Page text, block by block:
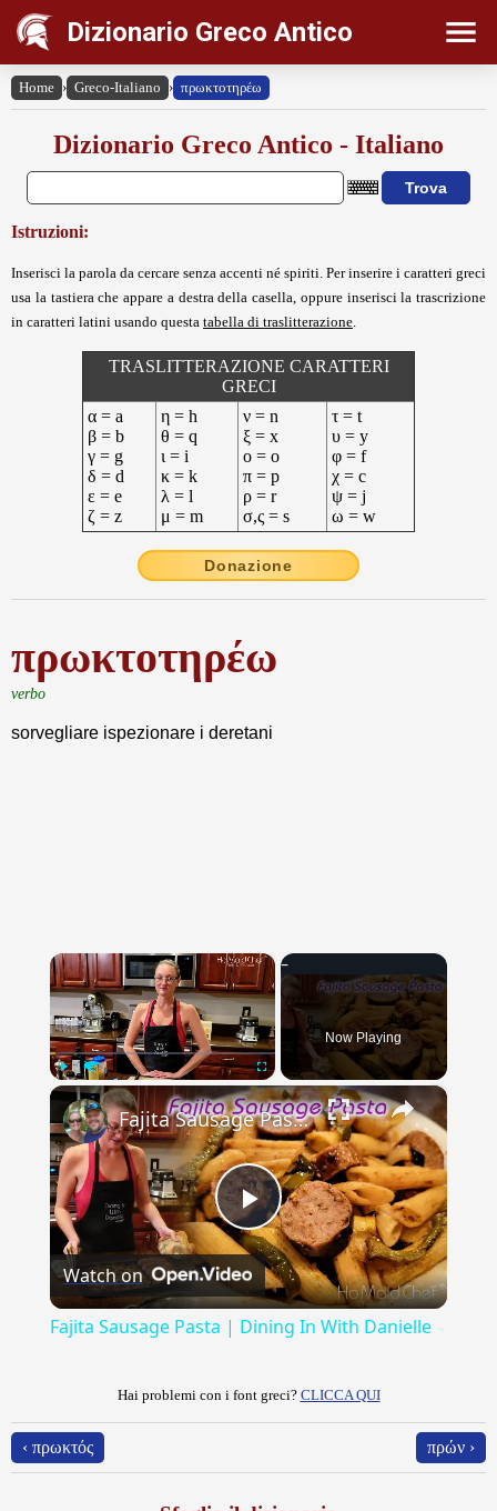
Dizionario Greco Antico
Home › Greco-Italiano › πρωκτοτηρέω
Dizionario Greco Antico - Italiano
Istruzioni:
Inserisci la parola da cercare senza accenti né spiriti. Per inserire i caratteri greci
usa la tastiera che appare a destra della casella, oppure inserisci la trascrizione
in caratteri latini usando questa tabella di traslitterazione
TRASLITTERAZIONE CARATTERI
GRECI
α = a
β = b
γ = g
δ = d
ε = e
ζ = z
η = h
θ = q
ι = i
κ = k
λ = l
μ = m
ν = n
ξ = x
ο = o
π = p
ρ = r
σ,ς = s
τ = t
υ = y
φ = f
χ = c
ψ = j
ω = w
Donazione
πρωκτοτηρέω
verbo
sorvegliare ispezionare i deretani
×
Play Unmute Fullscreen
Now Playing
×
Play
Video
Fajita Sausage Pasta | Dining In With Danielle
Watch on
Fajita Sausage Pasta | Dining In With Danielle
Hai problemi con i font greci? CLICCA QUI
‹ πρωκτός πρών ›